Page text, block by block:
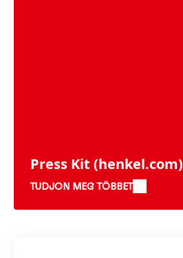
Press Kit (henkel.com)
TUDJON MEG TÖBBET